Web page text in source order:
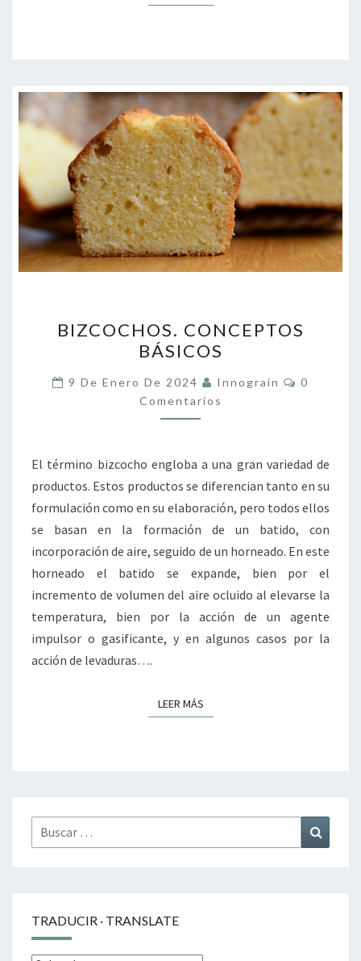
CONCEPTOS
BÁSICOS
BIZCOCHOS. CONCEPTOS
BÁSICOS
9 De Enero De 2024 Innograin
0
Comentarios
El término bizcocho engloba a una gran variedad de
productos. Estos productos se diferencian tanto en su
formulación como en su elaboración, pero todos ellos
se basan en la formación de un batido, con
incorporación de aire, seguido de un horneado. En este
horneado el batido se expande, bien por el
incremento de volumen del aire ocluido al elevarse la
temperatura, bien por la acción de un agente
impulsor o gasificante, y en algunos casos por la
acción de levaduras….
LEER MÁSLEER MÁS
Buscar
por:
TRADUCIR · TRANSLATE